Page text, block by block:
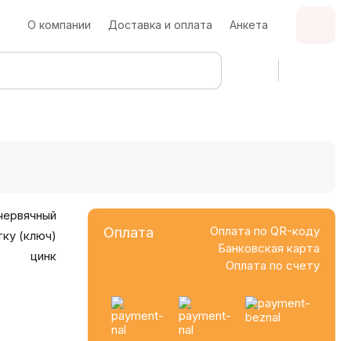
О компании Доставка и оплата Анкета
(ключ)
цинк
Оплата
Оплата по QR-коду
Банковская карта
Оплата по счету